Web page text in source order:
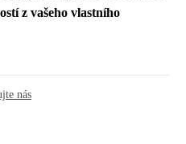
z vašeho vlastního
nás